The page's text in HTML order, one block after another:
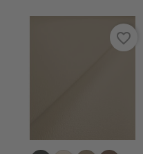
favorite_border